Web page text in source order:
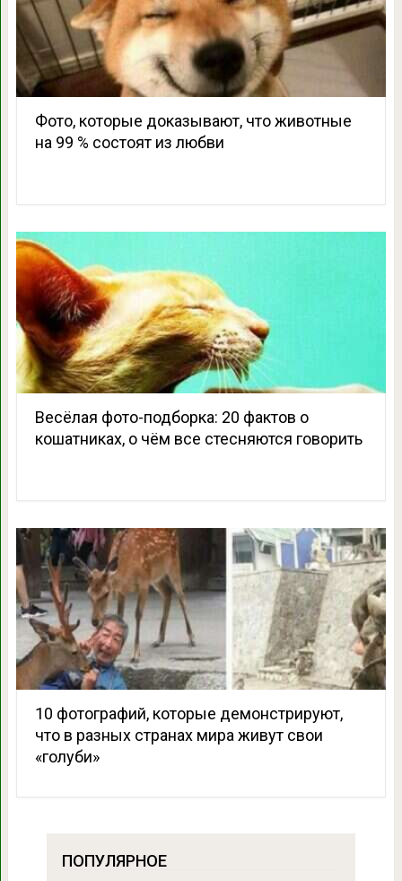
Фото, которые доказывают, что животные
на 99 % состоят из любви
Весёлая фото-подборка: 20 фактов о
кошатниках, о чём все стесняются говорить
10 фотографий, которые демонстрируют,
что в разных странах мира живут свои
«голуби»
ПОПУЛЯРНОЕ